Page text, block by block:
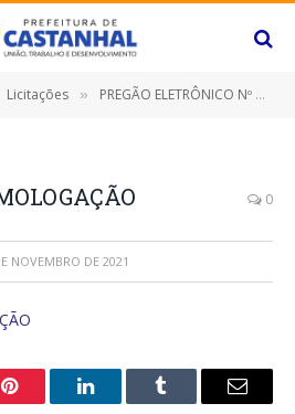
Licitações » PREGÃO ELETRÔNICO Nº 055/2021 (CONTRATAÇÃO DE EMPRESA ESPECIALIZADA NA PRESTAÇÃO DE SERVIÇO DE CONFECÇÃO DE MATERIAL GRÁFICO)
0
NOVEMBRO DE 2021
Pinterest O
Tumblr
E-